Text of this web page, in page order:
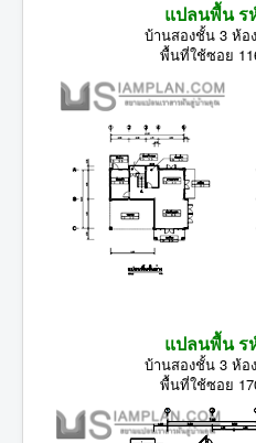
แปลนพื้น ร
บ้านสองชั้น 3 ห้อ
พื้นที่ใช้ซอย
แปลนพื้น ร
บ้านสองชั้น 3 ห้อ
พื้นที่ใช้ซอย